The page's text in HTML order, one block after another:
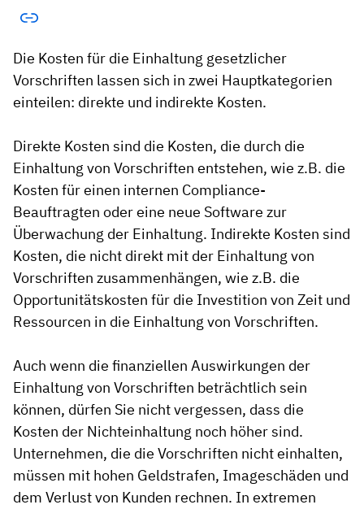
Die Kosten für die Einhaltung gesetzlicher
Vorschriften lassen sich in zwei Hauptkategorien
einteilen: direkte und indirekte Kosten.
Direkte Kosten sind die Kosten, die durch die
Einhaltung von Vorschriften entstehen, wie z.B. die
Kosten für einen internen Compliance-
Beauftragten oder eine neue Software zur
Überwachung der Einhaltung. Indirekte Kosten sind
Kosten, die nicht direkt mit der Einhaltung von
Vorschriften zusammenhängen, wie z.B. die
Opportunitätskosten für die Investition von Zeit und
Ressourcen in die Einhaltung von Vorschriften.
Auch wenn die finanziellen Auswirkungen der
Einhaltung von Vorschriften beträchtlich sein
können, dürfen Sie nicht vergessen, dass die
Kosten der Nichteinhaltung noch höher sind.
Unternehmen, die die Vorschriften nicht einhalten,
müssen mit hohen Geldstrafen, Imageschäden und
dem Verlust von Kunden rechnen. In extremen